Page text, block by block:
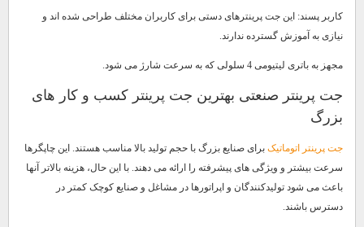
کاربر پسند: این جت پرینترهای دستی برای کاربران مختلف طراحی شده اند و
نیازی به آموزش گسترده ندارند.
مجهز به باتری لیتیومی 4 سلولی که به سرعت شارژ می شود.
جت پرینتر صنعتی بهترین جت پرینتر کسب و کار های
بزرگ
جت پرینتر اتوماتیک برای صنایع بزرگ با حجم تولید بالا مناسب هستند. این چاپگرها
سرعت بیشتر و ویژگی های پیشرفته را ارائه می دهند. با این حال، هزینه بالاتر آنها
باعث می شود تولیدکنندگان و اپراتورها در مشاغل و صنایع کوچک کمتر در
دسترس باشند.